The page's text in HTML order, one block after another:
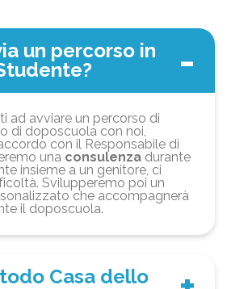
un percorso in
ad avviare un percorso di
di doposcuola con noi,
con il Responsabile di
una consulenza durante
insieme a un genitore, ci
Svilupperemo poi un
che accompagnerà
il doposcuola.
Casa dello